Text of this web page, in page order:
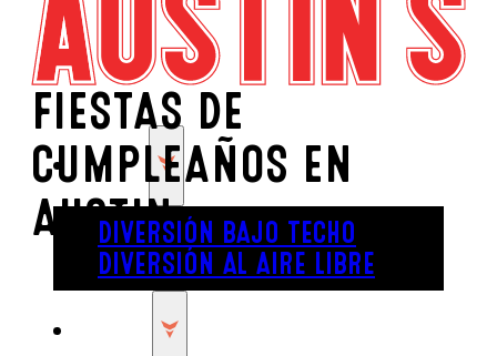
JUGAR
DIVERSIÓN BAJO TECHO
DIVERSIÓN AL AIRE LIBRE
FIESTAS DE
CUMPLEAÑOS EN
AUSTIN